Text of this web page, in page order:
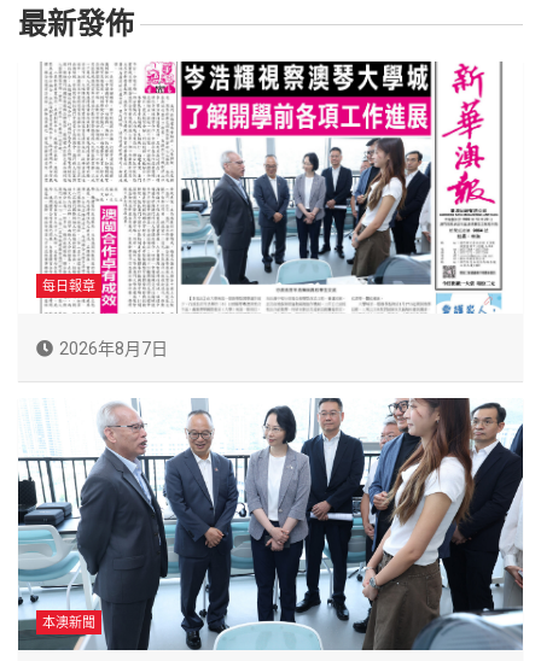
最新發佈
每日報章
2026年8月7日
本澳新聞